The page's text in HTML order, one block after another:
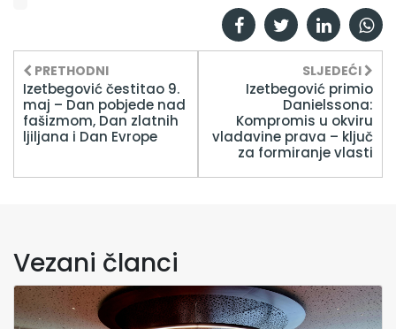
PRETHODNI
Izetbegović čestitao 9.
maj – Dan pobjede nad
fašizmom, Dan zlatnih
ljiljana i Dan Evrope
SLJEDEĆI
Izetbegović primio
Danielssona:
Kompromis u okviru
vladavine prava – ključ
za formiranje vlasti
Vezani članci